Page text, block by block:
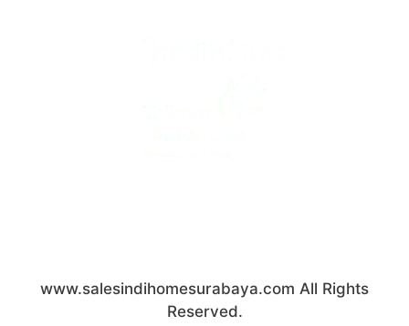
www.salesindihomesurabaya.com All Rights
Reserved.